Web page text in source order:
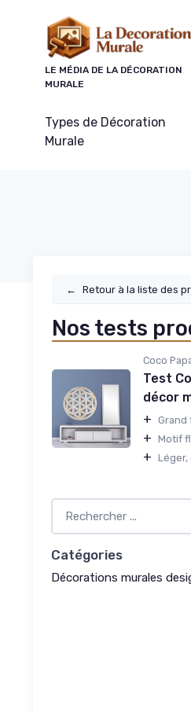
LE MÉDIA DE LA DÉCORATION
MURALE
Types de Décoration
Murale
← Retour à la liste des
Nos tests
Coco
Test
décor
+ Grand
+ Motif
+ Léger,
Catégories
Décorations murales